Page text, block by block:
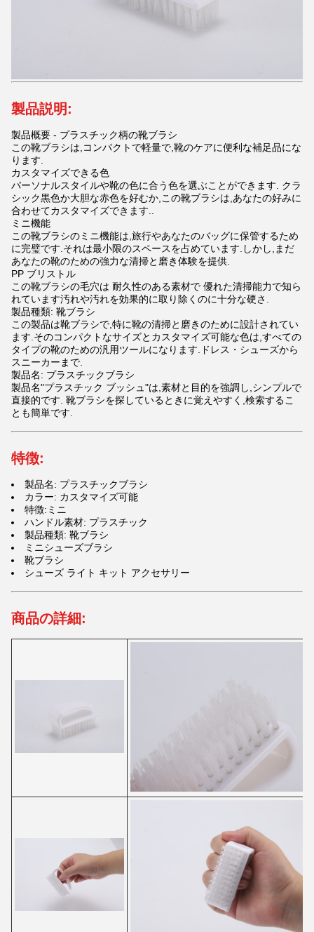
製品説明:
製品概要 - プラスチック柄の靴ブラシ
この靴ブラシは,コンパクトで軽量で,靴のケアに便利な補足品にな
ります.
カスタマイズできる色
パーソナルスタイルや靴の色に合う色を選ぶことができます. クラ
シック黒色か大胆な赤色を好むか,この靴ブラシは,あなたの好みに
合わせてカスタマイズできます..
ミニ機能
この靴ブラシのミニ機能は,旅行やあなたのバッグに保管するため
に完璧です.それは最小限のスペースを占めています.しかし,まだ
あなたの靴のための強力な清掃と磨き体験を提供.
PP ブリストル
この靴ブラシの毛穴は 耐久性のある素材で 優れた清掃能力で知ら
れています汚れや汚れを効果的に取り除くのに十分な硬さ.
製品種類: 靴ブラシ
この製品は靴ブラシで,特に靴の清掃と磨きのために設計されてい
ます.そのコンパクトなサイズとカスタマイズ可能な色は,すべての
タイプの靴のための汎用ツールになります.ドレス・シューズから
スニーカーまで.
製品名: プラスチックブラシ
製品名"プラスチック ブッシュ"は,素材と目的を強調し,シンプルで
直接的です. 靴ブラシを探しているときに覚えやすく,検索するこ
とも簡単です.
特徴:
製品名: プラスチックブラシ
カラー: カスタマイズ可能
特徴:ミニ
ハンドル素材: プラスチック
製品種類: 靴ブラシ
ミニシューズブラシ
靴ブラシ
シューズ ライト キット アクセサリー
商品の詳細: